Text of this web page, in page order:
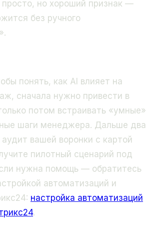
просто, но хороший признак —
без ручного
понять, как AI влияет на
сначала нужно привести в
потом встраивать «умные»
шаги менеджера. Дальше два
вашей воронки с картой
пилотный сценарий под
нужна помощь — обратитесь
автоматизаций и
настройка автоматизаций
.